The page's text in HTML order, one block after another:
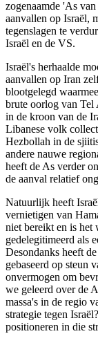
zogenaamde 'As
aanvallen op Israël,
tegenslagen te
Israël en de VS.
Israël's herhaalde
aanvallen op Iran
blootgelegd
brute oorlog van Tel
in de kroon van de
Libanese volk
Hezbollah in de
andere nauwe
heeft de As verder
de aanval relatief
Natuurlijk heeft
vernietigen van
niet bereikt en is het
gedelegitimeerd als
Desondanks heeft
gebaseerd op steun
onvermogen om
we geleerd over de
massa's in de regio
strategie tegen
positioneren in die